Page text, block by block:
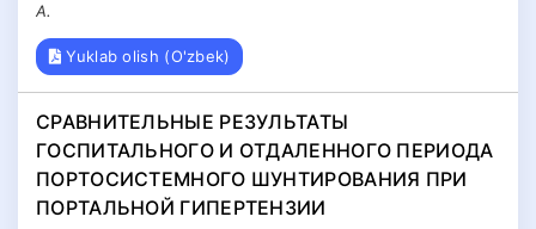
А.
Yuklab olish (O'zbek)
СРАВНИТЕЛЬНЫЕ РЕЗУЛЬТАТЫ
ГОСПИТАЛЬНОГО И ОТДАЛЕННОГО ПЕРИОДА
ПОРТОСИСТЕМНОГО ШУНТИРОВАНИЯ ПРИ
ПОРТАЛЬНОЙ ГИПЕРТЕНЗИИ